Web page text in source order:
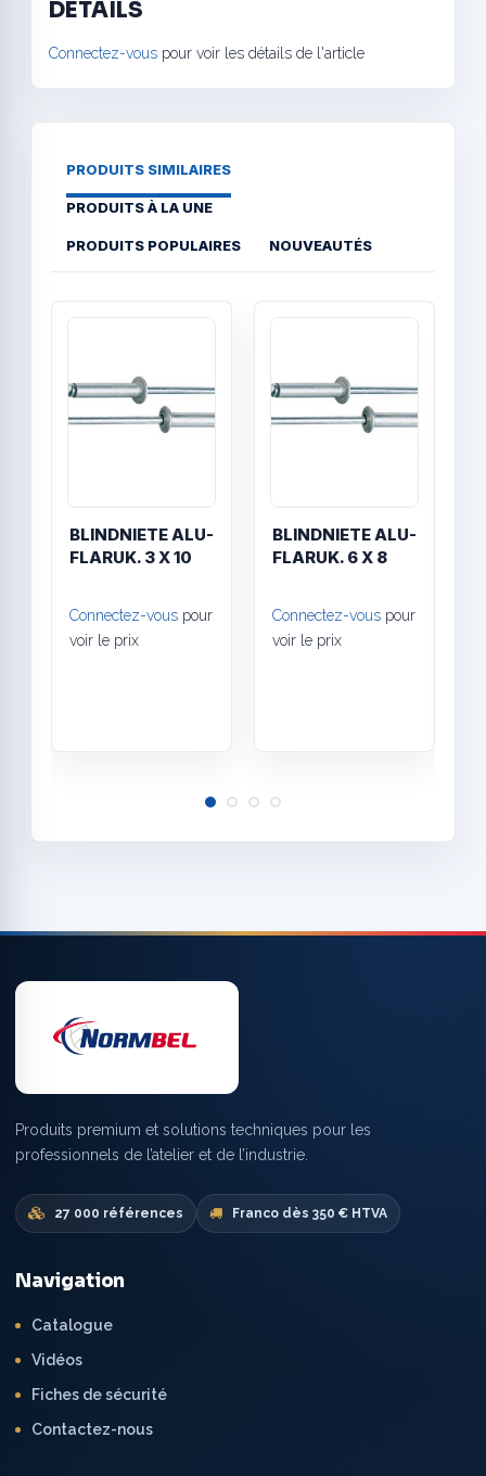
DÉTAILS
Connectez-vous pour voir les détails de l'article
PRODUITS SIMILAIRES
PRODUITS À LA UNE
PRODUITS POPULAIRES NOUVEAUTÉS
BLINDNIETE ALU-
FLARUK. 3 X 10
Connectez-vous pour
voir le prix
BLINDNIETE ALU-
FLARUK. 6 X 8
Connectez-vous pour
voir le prix
Produits premium et solutions techniques pour les
professionnels de l’atelier et de l’industrie.
27 000 références Franco dès 350 € HTVA
Navigation
Catalogue
Vidéos
Fiches de sécurité
Contactez-nous